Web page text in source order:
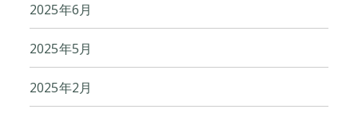
2025年6月
2025年5月
2025年2月